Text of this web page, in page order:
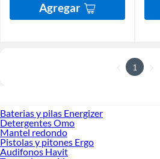
Agregar
1
Baterias y pilas Energizer
Detergentes Omo
Mantel redondo
Pistolas y pitones Ergo
Audifonos Havit